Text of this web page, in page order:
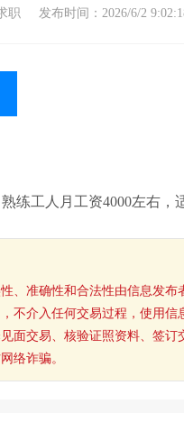
职 发布时间：2026/6/2
练工人月工资4000左右，
、准确性和合法性由信息发布
不介入任何交易过程，使用信
面交易、核验证照资料、签订
络诈骗。